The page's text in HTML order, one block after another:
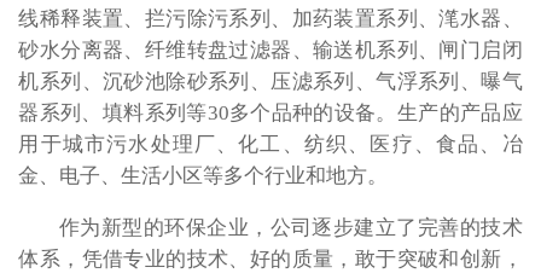
线稀释装置、拦污除污系列、加药装置系列、滗水器、
砂水分离器、纤维转盘过滤器、输送机系列、闸门启闭
机系列、沉砂池除砂系列、压滤系列、气浮系列、曝气
器系列、填料系列等30多个品种的设备。生产的产品应
用于城市污水处理厂、化工、纺织、医疗、食品、冶
金、电子、生活小区等多个行业和地方。
作为新型的环保企业，公司逐步建立了完善的技术
体系，凭借专业的技术、好的质量，敢于突破和创新，